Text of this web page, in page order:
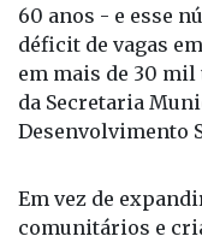
60 anos - e esse
déficit de vagas
em mais de 30
da Secretaria
Desenvolvimento
Em vez de
comunitários e